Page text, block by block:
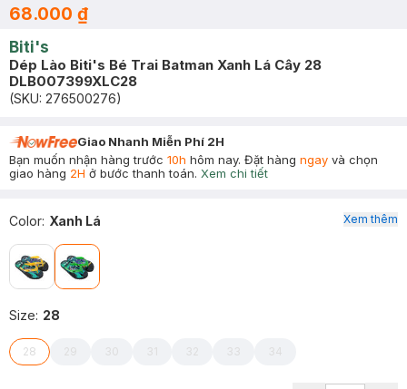
68.000 ₫
Biti's
Dép Lào Biti's Bé Trai Batman Xanh Lá Cây 28
DLB007399XLC28
(SKU: 276500276)
Giao Nhanh Miễn Phí 2H
Bạn muốn nhận hàng trước 10h hôm nay. Đặt hàng ngay và chọn
giao hàng 2H ở bước thanh toán. Xem chi tiết
Color: Xanh Lá
Size: 28
28 29 30 31 32 33 34
Xem thêm